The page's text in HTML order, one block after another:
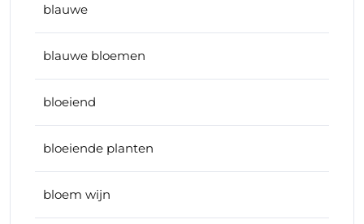
blauwe
blauwe bloemen
bloeiend
bloeiende planten
bloem wijn